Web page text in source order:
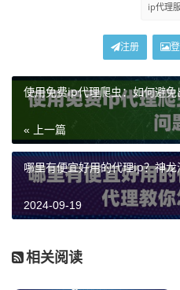
路由器的角色
路由器，作为家庭网络的核
流量的重任。如果我们能把
器，那就可以让家里的所有
举多得！想象一下，家里的
隐私的同时，畅快地上网，
ip代理
注册
使用免费ip代理爬虫：如何避免
« 上一篇
哪里有便宜好用的代理ip？神
2024-09-19
相关阅读